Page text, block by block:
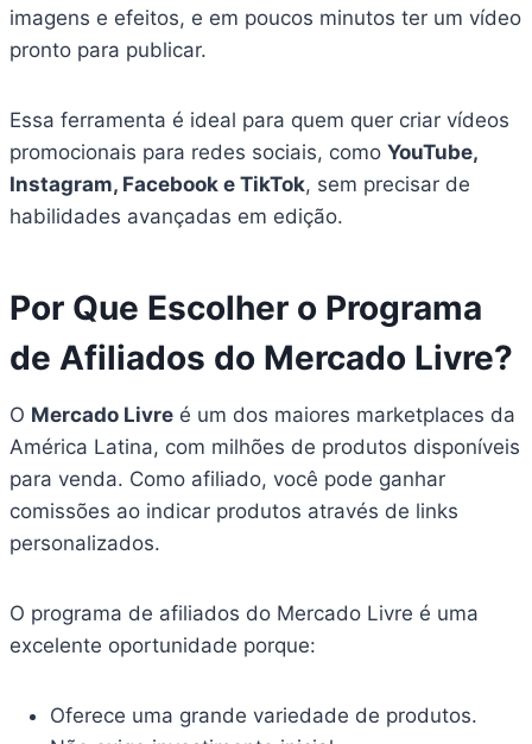
imagens e efeitos, e em poucos minutos ter um vídeo
pronto para publicar.
Essa ferramenta é ideal para quem quer criar vídeos
promocionais para redes sociais, como YouTube,
Instagram, Facebook e TikTok, sem precisar de
habilidades avançadas em edição.
Por Que Escolher o Programa
de Afiliados do Mercado Livre?
O Mercado Livre é um dos maiores marketplaces da
América Latina, com milhões de produtos disponíveis
para venda. Como afiliado, você pode ganhar
comissões ao indicar produtos através de links
personalizados.
O programa de afiliados do Mercado Livre é uma
excelente oportunidade porque:
Oferece uma grande variedade de produtos.